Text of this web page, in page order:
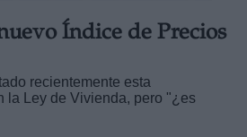
Índice de Precios
recientemente esta
la Ley de Vivienda, pero "¿es